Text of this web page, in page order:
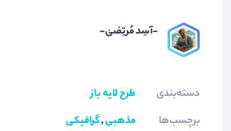
-آسِد مُرتِضیٰ-
دسته‌بندی
طرح لایه باز
برچسب‌ها
مذهبی,گرافیکی